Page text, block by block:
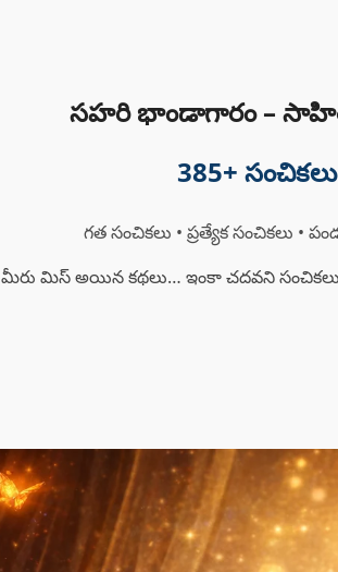
సహరి భాండాగారం –
385+ సంచికలు
గత సంచికలు • ప్రత్యేక సంచికలు •
మీరు మిస్ అయిన కథలు… ఇంకా చదవని